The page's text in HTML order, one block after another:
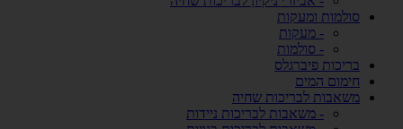
סולמות ומעקות
- מעקות
- סולמות
בריכות פיברגלס
חימום המים
משאבות לבריכות שחיה
- משאבות לבריכות ניידות